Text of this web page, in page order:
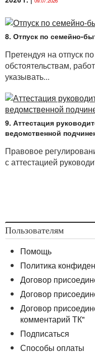
8. Отпуск по семейно-
Претендуя на отпуск
обстоятельствам,
указывать...
9. Аттестация
ведомственной
Правовое
с аттестацией
Пользователям
Помощь
Политика
Договор
Договор
Договор
комментарий ТК"
Подписаться
Способы оплаты